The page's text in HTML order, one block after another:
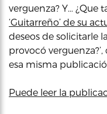
verguenza? Y… ¿Que
‘Guitarreño’ de su
deseos de solicitarle
provocó
esa misma
Puede leer la